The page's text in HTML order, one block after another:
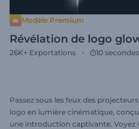
Modèle Premium
Révélation de logo
26K+ Exportations 10 secondes
Passez sous les feux des
logo en lumière cinématique,
une introduction captivante. Voyez